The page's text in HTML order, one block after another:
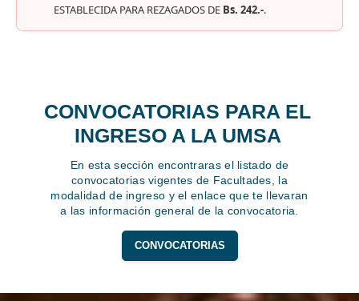
ESTABLECIDA PARA REZAGADOS DE Bs. 242.-.
CONVOCATORIAS PARA EL
INGRESO A LA UMSA
En esta sección encontraras el listado de
convocatorias vigentes de Facultades, la
modalidad de ingreso y el enlace que te llevaran
a las información general de la convocatoria.
CONVOCATORIAS